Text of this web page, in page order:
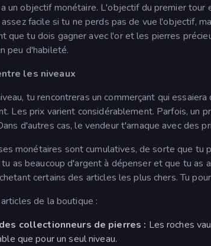
a un objectif monétaire. L'objectif du premier
facile si tu ne perds pas de vue l'objectif,
que tu dois gagner avec l'or et les pierres
peu d'habileté.
les niveaux
tu rencontreras un commerçant qui
Les prix varient considérablement. Parfois, un
d'autres cas, le vendeur t'arnaque avec des
monétaires sont cumulatives, de sorte que tu
as beaucoup d'argent à dépenser et que tu
certains des articles les plus chers. Tu
de la boutique :
collectionneurs de pierres : Les roches
que pour un seul niveau.